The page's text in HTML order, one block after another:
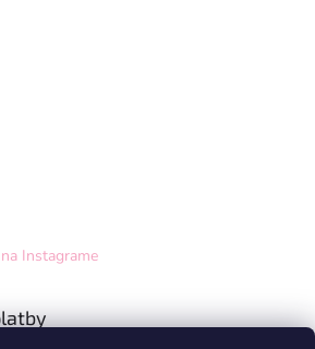
Instagrame